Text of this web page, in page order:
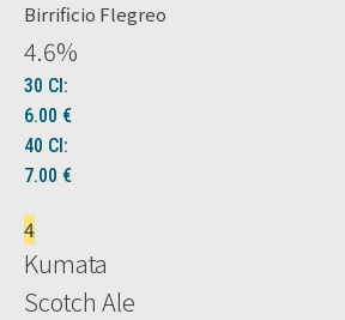
Birrificio Flegreo
4.6%
30 Cl:
6.00 €
40 Cl:
7.00 €
4
Kumata
Scotch Ale